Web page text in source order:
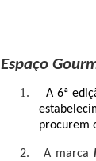
Espaço
1. A 6ª
procurem
2. A marca
O Brasil esteve
pesquisadora
neuroconfeitaria;
jujubas de